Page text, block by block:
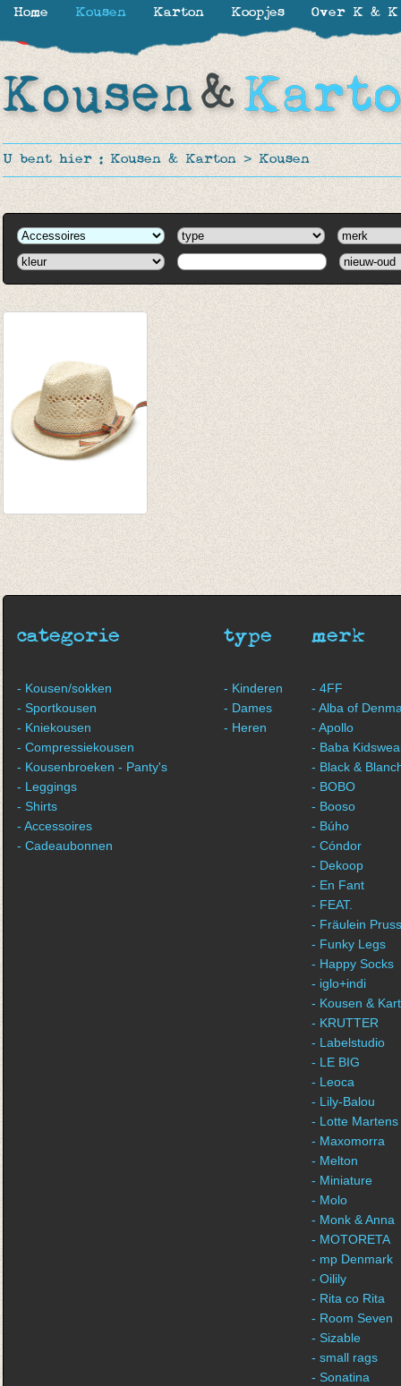
U bent hier : Kousen & Karton > Kousen
categorie
- Kousen/sokken
- Sportkousen
- Kniekousen
- Compressiekousen
- Kousenbroeken - Panty's
- Leggings
- Shirts
- Accessoires
- Cadeaubonnen
type
- Kinderen
- Dames
- Heren
merk
- 4FF
- Alba of
- Apollo
- Baba
- Black &
- BOBO
- Booso
- Búho
- Cóndor
- Dekoop
- En Fant
- FEAT.
- Fräulein
- Funky Legs
- Happy Socks
- iglo+indi
- Kousen &
- KRUTTER
- Labelstudio
- LE BIG
- Leoca
- Lily-Balou
- Lotte Martens
- Maxomorra
- Melton
- Miniature
- Molo
- Monk & Anna
- MOTORETA
- mp Denmark
- Oilily
- Rita co Rita
- Room Seven
- Sizable
- small rags
- Sonatina
Home Kousen Karton Koopjes Over K & K